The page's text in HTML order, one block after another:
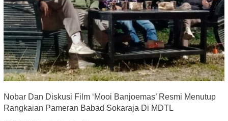
Nobar Dan Diskusi Film ‘Mooi Banjoemas’ Resmi Menutup
Rangkaian Pameran Babad Sokaraja Di MDTL